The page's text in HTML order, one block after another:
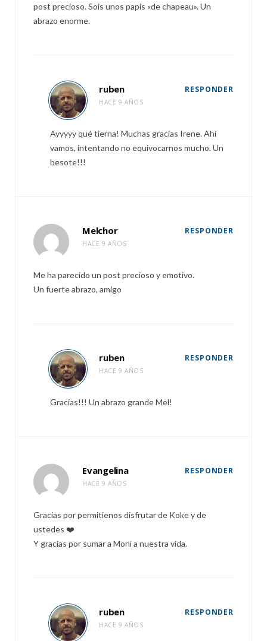
post precioso. Sois unos papis «de chapeau». Un
abrazo enorme.
ruben
HACE 9 AÑOS
RESPONDER
Ayyyyy qué tierna! Muchas gracias Irene. Ahí
vamos, intentando no equivocarnos mucho. Un
besote!!!
Melchor
HACE 9 AÑOS
RESPONDER
Me ha parecido un post precioso y emotivo.
Un fuerte abrazo, amigo
ruben
HACE 9 AÑOS
RESPONDER
Gracias!!! Un abrazo grande Mel!
Evangelina
HACE 9 AÑOS
RESPONDER
Gracias por permitienos disfrutar de Koke y de
ustedes ❤️
Y gracias por sumar a Moni a nuestra vida.
ruben
HACE 9 AÑOS
RESPONDER